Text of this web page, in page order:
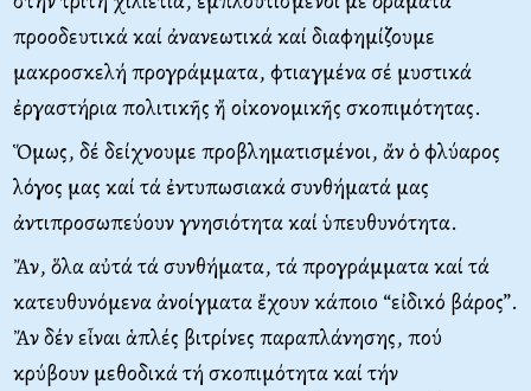
προοδευτικά καί ἀνανεωτικά καί διαφημίζουμε
μακροσκελή προγράμματα, φτιαγμένα σέ μυστικά
ἐργαστήρια πολιτικῆς ἤ οἰκονομικῆς σκοπιμότητας.
Ὅμως, δέ δείχνουμε προβληματισμένοι, ἄν ὁ φλύαρος
λόγος μας καί τά ἐντυπωσιακά συνθήματά μας
ἀντιπροσωπεύουν γνησιότητα καί ὑπευθυνότητα.
Ἄν, ὅλα αὐτά τά συνθήματα, τά προγράμματα καί τά
κατευθυνόμενα ἀνοίγματα ἔχουν κάποιο “εἰδικό βάρος”.
Ἄν δέν εἶναι ἁπλές βιτρίνες παραπλάνησης, πού
κρύβουν μεθοδικά τή σκοπιμότητα καί τήν